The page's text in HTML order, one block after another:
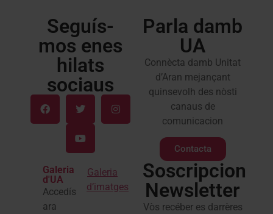
Seguís-
mos enes
hilats
sociaus
Galeria
d'UA
Accedís
ara
Galeria
d’imatges
Parla damb
UA
Connècta damb Unitat
d’Aran mejançant
quinsevolh des nòsti
canaus de
comunicacion
Contacta
Soscripcion
Newsletter
Vòs recéber es darrères